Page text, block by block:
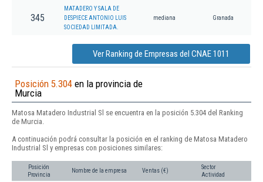
345
MATADERO Y SALA DE
DESPIECE ANTONIO LUIS
SOCIEDAD LIMITADA.
mediana Granada
Ver Ranking de Empresas del CNAE 1011
Posición 5.304 en la provincia de
Murcia
Matosa Matadero Industrial Sl se encuentra en la posición 5.304 del Ranking
de Murcia.
A continuación podrá consultar la posición en el ranking de Matosa Matadero
Industrial Sl y empresas con posiciones similares:
Posición
Provincia
Nombre de la empresa Ventas (€)
Sector
Actividad